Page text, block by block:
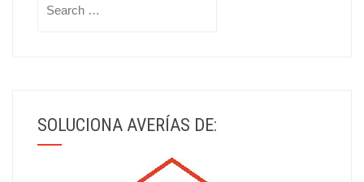
SOLUCIONA AVERÍAS DE: